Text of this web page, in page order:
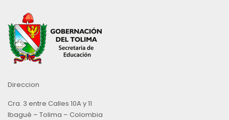
Direccion
Cra. 3 entre Calles 10A y 11
Ibagué – Tolima – Colombia